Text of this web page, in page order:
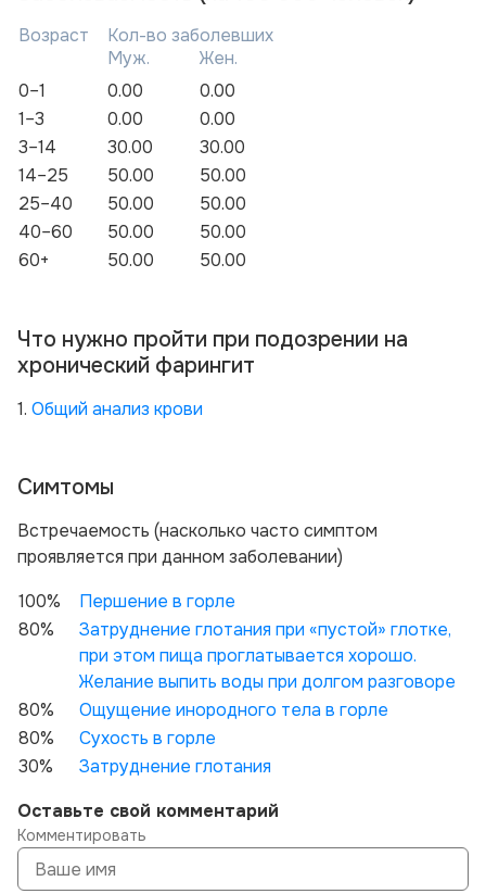
Возраст
Кол-во заболевших
Муж.
Жен.
0–1
0.00
0.00
1–3
0.00
0.00
3–14
30.00
30.00
14–25
50.00
50.00
25–40
50.00
50.00
40–60
50.00
50.00
60+
50.00 50.00
Что нужно пройти при подозрении на
хронический фарингит
1. Общий анализ крови
Симтомы
Вcтречаемость (насколько часто симптом
проявляется при данном заболевании)
100%
Першение в горле
80%
Затруднение глотания при «пустой» глотке,
при этом пища проглатывается хорошо.
Желание выпить воды при долгом разговоре
80%
Ощущение инородного тела в горле
80%
Сухость в горле
30%
Затруднение глотания
Оставьте свой комментарий
Комментировать